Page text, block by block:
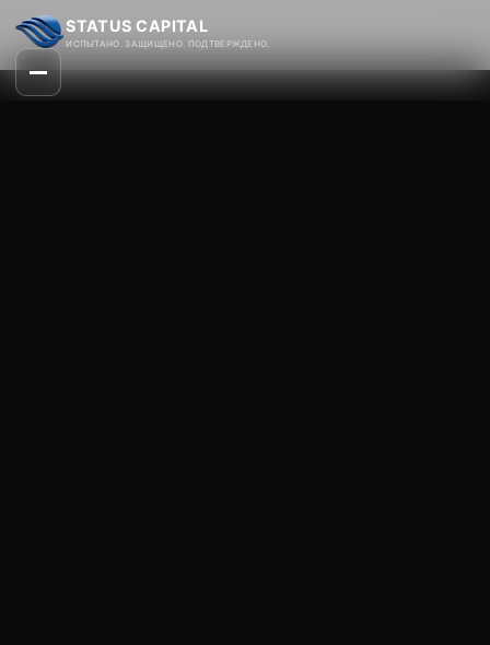
STATUS CAPITAL
ИСПЫТАНО. ЗАЩИЩЕНО. ПОДТВЕРЖДЕНО.